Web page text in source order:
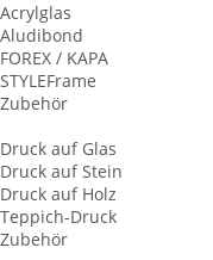
Acrylglas
Aludibond
FOREX / KAPA
STYLEFrame
Zubehör
Druck auf Glas
Druck auf Stein
Druck auf Holz
Teppich-Druck
Zubehör